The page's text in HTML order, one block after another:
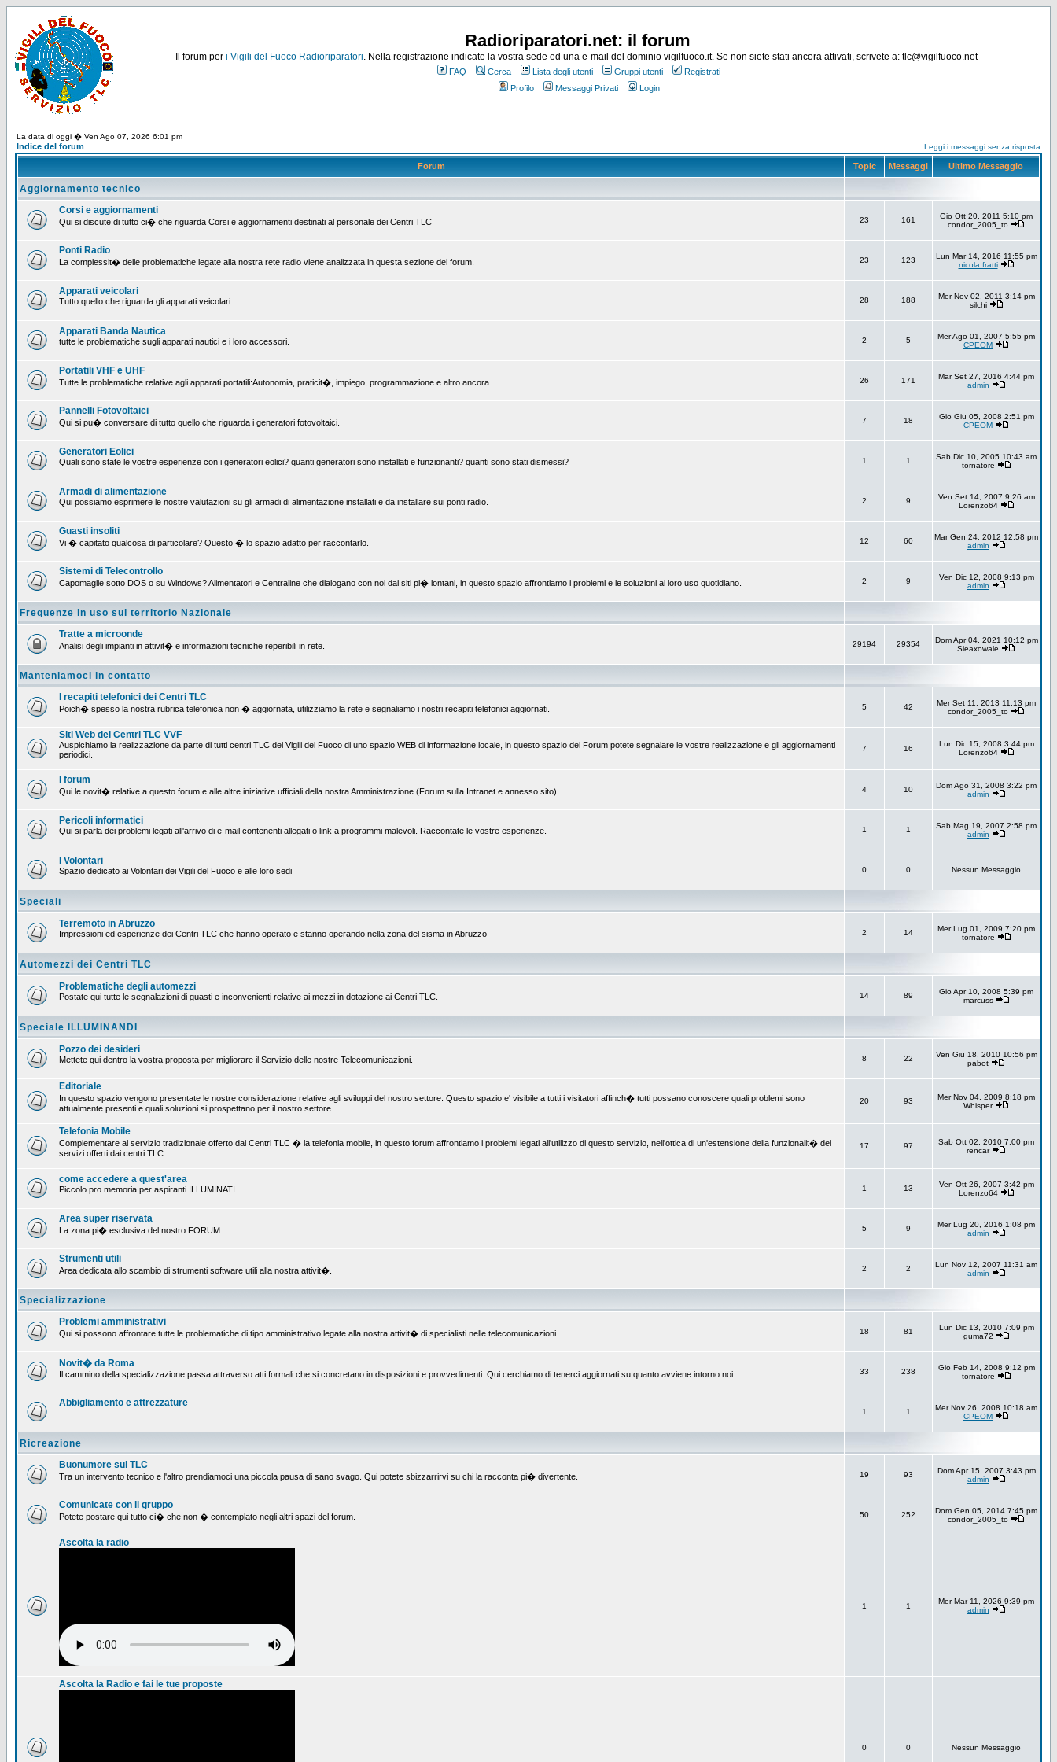
Radioriparatori.net: il forum
Il forum per i Vigili del Fuoco Radioriparatori. Nella registrazione indicate la vostra sede ed una e-mail del dominio vigilfuoco.it. Se non siete stati ancora attivati, scrivete a: tlc@vigilfuoco.net
FAQ Cerca Lista degli utenti Gruppi utenti
Registrati
Profilo
Messaggi Privati Login
La data di oggi � Ven Ago 07, 2026 6:01 pm
Indice del forum Leggi i messaggi senza risposta
Forum Topic Messaggi Ultimo Messaggio
Aggiornamento tecnico
Corsi e aggiornamenti
Qui si discute di tutto ci� che riguarda Corsi e aggiornamenti destinati al personale dei Centri TLC 23 161
Gio Ott 20, 2011 5:10 pm
condor_2005_to
Ponti Radio
La complessit� delle problematiche legate alla nostra rete radio viene analizzata in questa sezione del forum. 23 123
Lun Mar 14, 2016 11:55 pm
nicola.fratti
Apparati veicolari
Tutto quello che riguarda gli apparati veicolari 28 188
Mer Nov 02, 2011 3:14 pm
silchi
Apparati Banda Nautica
tutte le problematiche sugli apparati nautici e i loro accessori. 2 5
Mer Ago 01, 2007 5:55 pm
CPEOM
Portatili VHF e UHF
Tutte le problematiche relative agli apparati portatili:Autonomia, praticit�, impiego, programmazione e altro ancora. 26 171
Mar Set 27, 2016 4:44 pm
admin
Pannelli Fotovoltaici
Qui si pu� conversare di tutto quello che riguarda i generatori fotovoltaici. 7 18
Gio Giu 05, 2008 2:51 pm
CPEOM
Generatori Eolici
Quali sono state le vostre esperienze con i generatori eolici? quanti generatori sono installati e funzionanti? quanti sono stati dismessi? 1 1
Sab Dic 10, 2005 10:43 am
tornatore
Armadi di alimentazione
Qui possiamo esprimere le nostre valutazioni su gli armadi di alimentazione installati e da installare sui ponti radio. 2 9
Ven Set 14, 2007 9:26 am
Lorenzo64
Guasti insoliti
Vi � capitato qualcosa di particolare? Questo � lo spazio adatto per raccontarlo. 12 60
Mar Gen 24, 2012 12:58 pm
admin
Sistemi di Telecontrollo
Capomaglie sotto DOS o su Windows? Alimentatori e Centraline che dialogano con noi dai siti pi� lontani, in questo spazio affrontiamo i problemi e le soluzioni al loro uso quotidiano. 2 9
Ven Dic 12, 2008 9:13 pm
admin
Frequenze in uso sul territorio Nazionale
Tratte a microonde
Analisi degli impianti in attivit� e informazioni tecniche reperibili in rete. 29194 29354
Dom Apr 04, 2021 10:12 pm
Sieaxowale
Manteniamoci in contatto
I recapiti telefonici dei Centri TLC
Poich� spesso la nostra rubrica telefonica non � aggiornata, utilizziamo la rete e segnaliamo i nostri recapiti telefonici aggiornati. 5 42
Mer Set 11, 2013 11:13 pm
condor_2005_to
Siti Web dei Centri TLC VVF
Auspichiamo la realizzazione da parte di tutti centri TLC dei Vigili del Fuoco di uno spazio WEB di informazione locale, in questo spazio del Forum potete segnalare le vostre realizzazione e gli aggiornamenti
periodici.
7 16
Lun Dic 15, 2008 3:44 pm
Lorenzo64
I forum
Qui le novit� relative a questo forum e alle altre iniziative ufficiali della nostra Amministrazione (Forum sulla Intranet e annesso sito) 4 10
Dom Ago 31, 2008 3:22 pm
admin
Pericoli informatici
Qui si parla dei problemi legati all'arrivo di e-mail contenenti allegati o link a programmi malevoli. Raccontate le vostre esperienze. 1 1
Sab Mag 19, 2007 2:58 pm
admin
I Volontari
Spazio dedicato ai Volontari dei Vigili del Fuoco e alle loro sedi 0 0 Nessun Messaggio
Speciali
Terremoto in Abruzzo
Impressioni ed esperienze dei Centri TLC che hanno operato e stanno operando nella zona del sisma in Abruzzo 2 14
Mer Lug 01, 2009 7:20 pm
tornatore
Automezzi dei Centri TLC
Problematiche degli automezzi
Postate qui tutte le segnalazioni di guasti e inconvenienti relative ai mezzi in dotazione ai Centri TLC. 14 89
Gio Apr 10, 2008 5:39 pm
marcuss
Speciale ILLUMINANDI
Pozzo dei desideri
Mettete qui dentro la vostra proposta per migliorare il Servizio delle nostre Telecomunicazioni. 8 22
Ven Giu 18, 2010 10:56 pm
pabot
Editoriale
In questo spazio vengono presentate le nostre considerazione relative agli sviluppi del nostro settore. Questo spazio e' visibile a tutti i visitatori affinch� tutti possano conoscere quali problemi sono
attualmente presenti e quali soluzioni si prospettano per il nostro settore.
20 93
Mer Nov 04, 2009 8:18 pm
Whisper
Telefonia Mobile
Complementare al servizio tradizionale offerto dai Centri TLC � la telefonia mobile, in questo forum affrontiamo i problemi legati all'utilizzo di questo servizio, nell'ottica di un'estensione della funzionalit� dei
servizi offerti dai centri TLC.
17 97
Sab Ott 02, 2010 7:00 pm
rencar
come accedere a quest'area
Piccolo pro memoria per aspiranti ILLUMINATI. 1 13
Ven Ott 26, 2007 3:42 pm
Lorenzo64
Area super riservata
La zona pi� esclusiva del nostro FORUM 5 9
Mer Lug 20, 2016 1:08 pm
admin
Strumenti utili
Area dedicata allo scambio di strumenti software utili alla nostra attivit�. 2 2
Lun Nov 12, 2007 11:31 am
admin
Specializzazione
Problemi amministrativi
Qui si possono affrontare tutte le problematiche di tipo amministrativo legate alla nostra attivit� di specialisti nelle telecomunicazioni. 18 81
Lun Dic 13, 2010 7:09 pm
guma72
Novit� da Roma
Il cammino della specializzazione passa attraverso atti formali che si concretano in disposizioni e provvedimenti. Qui cerchiamo di tenerci aggiornati su quanto avviene intorno noi. 33 238
Gio Feb 14, 2008 9:12 pm
tornatore
Abbigliamento e attrezzature
1 1
Mer Nov 26, 2008 10:18 am
CPEOM
Ricreazione
Buonumore sui TLC
Tra un intervento tecnico e l'altro prendiamoci una piccola pausa di sano svago. Qui potete sbizzarrirvi su chi la racconta pi� divertente. 19 93
Dom Apr 15, 2007 3:43 pm
admin
Comunicate con il gruppo
Potete postare qui tutto ci� che non � contemplato negli altri spazi del forum. 50 252
Dom Gen 05, 2014 7:45 pm
condor_2005_to
Ascolta la radio
1 1
Mer Mar 11, 2026 9:39 pm
admin
Ascolta la Radio e fai le tue proposte
0 0 Nessun Messaggio